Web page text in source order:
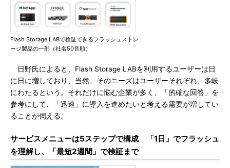
Flash Storage LABで検証できるフラッシュストレ
ージ製品の一部（社名50音順）
日野氏によると、Flash Storage LABを利用するユーザーは日
に日に増しており、当然、そのニーズはユーザーそれぞれ、多岐
にわたるという。それだけに悩む企業が多く、「的確な回答」を
参考にして、「迅速」に導入を進めたいと考える需要が増してい
ることが伺える。
サービスメニューは5ステップで構成 「1日」でフラッシュ
を理解し、「最短2週間」で検証まで